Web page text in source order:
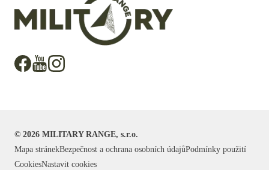
© 2026 MILITARY RANGE, s.r.o.
Mapa stránekBezpečnost a ochrana osobních údajůPodmínky použití
CookiesNastavit cookies